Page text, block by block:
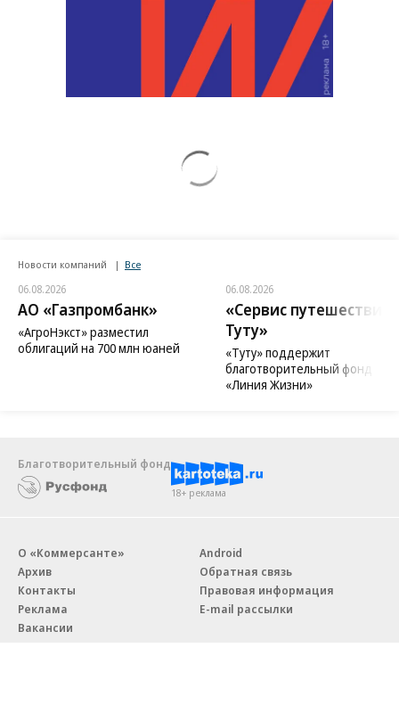
В России начали печатать шины на 3D-
Медякова: отсутствие официальной
работы снизит пенсию
Новости компаний
АО «Газпромбанк»
«АгроНэкст» разместил
облигаций на 700 млн юаней
«Сервис путешествий
Туту»
«Туту» поддержит
благотворительный фонд
«Линия Жизни»